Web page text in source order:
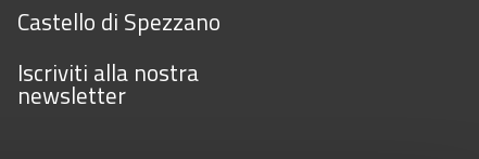
Castello di Spezzano
Iscriviti alla nostra
newsletter